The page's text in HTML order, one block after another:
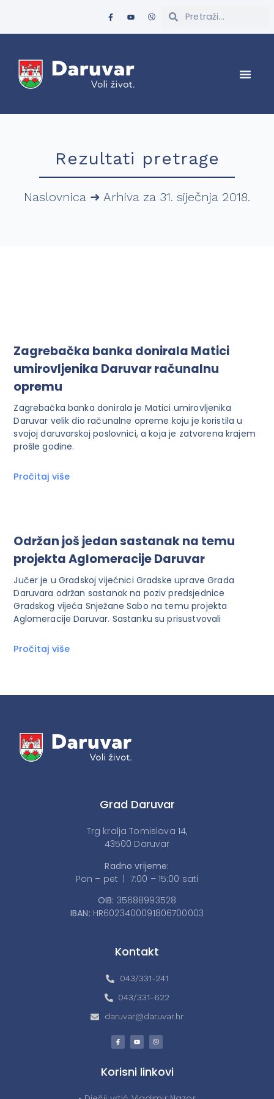
Rezultati pretrage
Naslovnica ➜ Arhiva za 31. siječnja 2018.
Zagrebačka banka donirala Matici
umirovljenika Daruvar računalnu
opremu
Zagrebačka banka donirala je Matici umirovljenika
Daruvar velik dio računalne opreme koju je koristila u
svojoj daruvarskoj poslovnici, a koja je zatvorena krajem
prošle godine.
Pročitaj više
Održan još jedan sastanak na temu
projekta Aglomeracije Daruvar
Jučer je u Gradskoj vijećnici Gradske uprave Grada
Daruvara održan sastanak na poziv predsjednice
Gradskog vijeća Snježane Sabo na temu projekta
Aglomeracije Daruvar. Sastanku su prisustvovali
Pročitaj više
Grad Daruvar
Trg kralja Tomislava 14,
43500 Daruvar
Radno vrijeme:
Pon – pet | 7:00 – 15:00 sati
OIB: 35688993528
IBAN: HR6023400091806700003
Kontakt
043/331-241
043/331-622
daruvar@daruvar.hr
Korisni linkovi